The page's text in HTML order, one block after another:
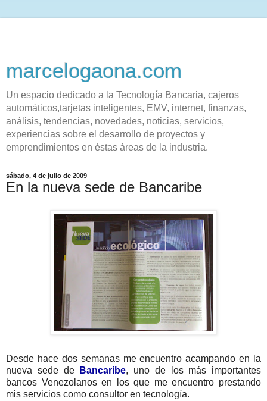
marcelogaona.com
Un espacio dedicado a la Tecnología Bancaria, cajeros
automáticos,tarjetas inteligentes, EMV, internet, finanzas,
análisis, tendencias, novedades, noticias, servicios,
experiencias sobre el desarrollo de proyectos y
emprendimientos en éstas áreas de la industria.
sábado, 4 de julio de 2009
En la nueva sede de Bancaribe
Desde hace dos semanas me encuentro acampando en la
nueva sede de
Bancaribe, uno de los más importantes
bancos Venezolanos en los que me encuentro prestando
mis servicios como consultor en tecnología.